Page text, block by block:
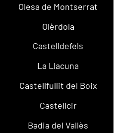
Olesa de Montserrat
Olèrdola
Castelldefels
La Llacuna
Castellfullit del Boix
Castellcir
Badia del Vallès